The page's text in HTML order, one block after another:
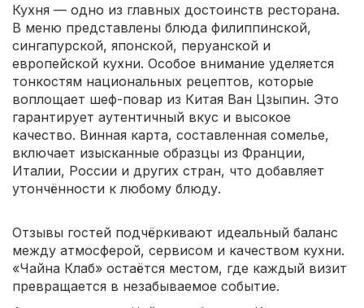
Кухня — одно из главных достоинств ресторана.
В меню представлены блюда филиппинской,
сингапурской, японской, перуанской и
европейской кухни. Особое внимание уделяется
тонкостям национальных рецептов, которые
воплощает шеф-повар из Китая Ван Цзыпин. Это
гарантирует аутентичный вкус и высокое
качество. Винная карта, составленная сомелье,
включает изысканные образцы из Франции,
Италии, России и других стран, что добавляет
утончённости к любому блюду.
Отзывы гостей подчёркивают идеальный баланс
между атмосферой, сервисом и качеством кухни.
«Чайна Клаб» остаётся местом, где каждый визит
превращается в незабываемое событие.